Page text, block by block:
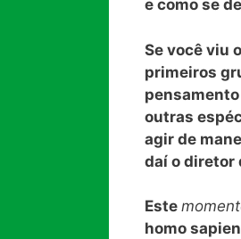
e como se
Se você viu
primeiros
outras
agir de
daí o diretor
Este
homo